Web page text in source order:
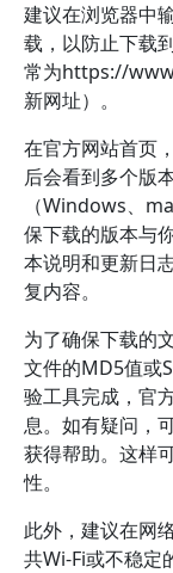
建议在浏览器中
载，以防止下载
常为https://
新网址）。
在官方网站首页
后会看到多个版
（Windows、
保下载的版本与
本说明和更新日
复内容。
为了确保下载的
文件的MD5值或
验工具完成，官
息。如有疑问，
获得帮助。这样
性。
此外，建议在网
共Wi-Fi或不稳定